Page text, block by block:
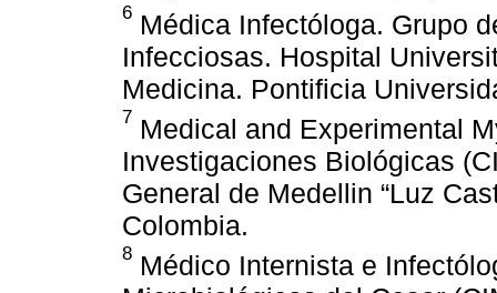
6 Médica Infectóloga. Grupo
Infecciosas. Hospital
Medicina. Pontificia
7 Medical and Experimental
Investigaciones Biológicas
General de Medellin “Luz
Colombia.
8 Médico Internista e